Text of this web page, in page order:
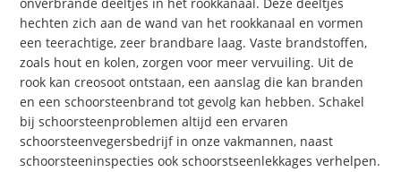
hechten zich aan de wand van het rookkanaal en vormen
een teerachtige, zeer brandbare laag. Vaste brandstoffen,
zoals hout en kolen, zorgen voor meer vervuiling. Uit de
rook kan creosoot ontstaan, een aanslag die kan branden
en een schoorsteenbrand tot gevolg kan hebben. Schakel
bij schoorsteenproblemen altijd een ervaren
schoorsteenvegersbedrijf in onze vakmannen, naast
schoorsteeninspecties ook schoorstseenlekkages verhelpen.